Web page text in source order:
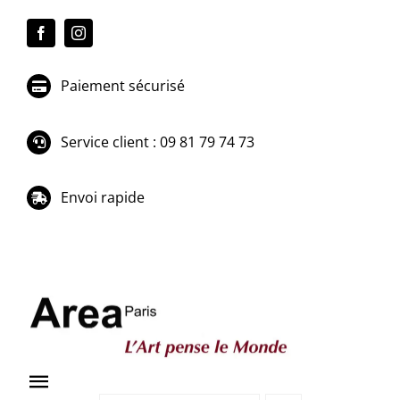
Paiement sécurisé
Service client : 09 81 79 74 73
Envoi rapide